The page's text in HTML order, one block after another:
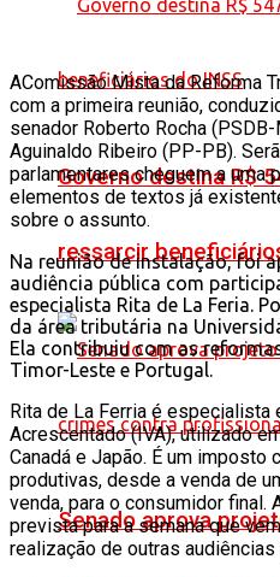
Governo destina R$
ressarcir
Senado aprova
AComissão Mista da Reforma
com a primeira reunião,
senador Roberto Rocha
Aguinaldo Ribeiro (PP-PB).
parlamentares cheguem a uma
elementos de textos já
sobre o assunto.
Na reunião de instalação, foi
audiência pública com
especialista Rita de La Feria.
da área tributária na
Ela contribuiu com as
Timor-Leste e Portugal.
Rita de La Ferria é
Acrescentado (IVA), utilizado
Canadá e Japão. É um imposto
produtivas, desde a venda de
venda, para o consumidor final.
prevista para a semana que
realização de outras audiências